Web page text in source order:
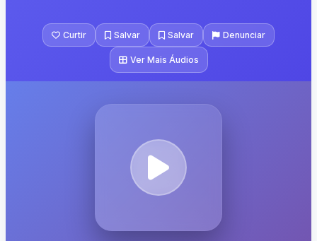
Curtir Salvar Salvar Denunciar
Ver Mais Áudios